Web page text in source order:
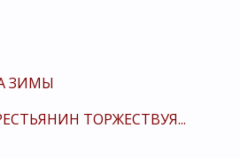
ЗИМЫ
ТОРЖЕСТВУЯ...